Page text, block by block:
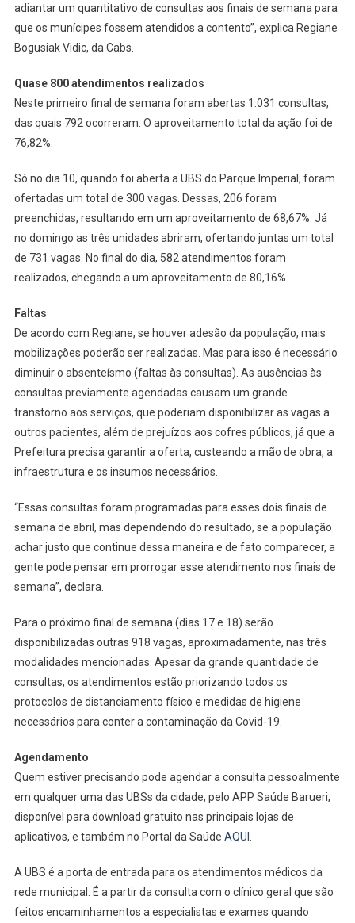
adiantar um quantitativo de consultas aos finais de semana para
que os munícipes fossem atendidos a contento”, explica Regiane
Bogusiak Vidic, da Cabs.
Quase 800 atendimentos realizados
Neste primeiro final de semana foram abertas 1.031 consultas,
das quais 792 ocorreram. O aproveitamento total da ação foi de
76,82%.
Só no dia 10, quando foi aberta a UBS do Parque Imperial, foram
ofertadas um total de 300 vagas. Dessas, 206 foram
preenchidas, resultando em um aproveitamento de 68,67%. Já
no domingo as três unidades abriram, ofertando juntas um total
de 731 vagas. No final do dia, 582 atendimentos foram
realizados, chegando a um aproveitamento de 80,16%.
Faltas
De acordo com Regiane, se houver adesão da população, mais
mobilizações poderão ser realizadas. Mas para isso é necessário
diminuir o absenteísmo (faltas às consultas). As ausências às
consultas previamente agendadas causam um grande
transtorno aos serviços, que poderiam disponibilizar as vagas a
outros pacientes, além de prejuízos aos cofres públicos, já que a
Prefeitura precisa garantir a oferta, custeando a mão de obra, a
infraestrutura e os insumos necessários.
“Essas consultas foram programadas para esses dois finais de
semana de abril, mas dependendo do resultado, se a população
achar justo que continue dessa maneira e de fato comparecer, a
gente pode pensar em prorrogar esse atendimento nos finais de
semana”, declara.
Para o próximo final de semana (dias 17 e 18) serão
disponibilizadas outras 918 vagas, aproximadamente, nas três
modalidades mencionadas. Apesar da grande quantidade de
consultas, os atendimentos estão priorizando todos os
protocolos de distanciamento físico e medidas de higiene
necessários para conter a contaminação da Covid-19.
Agendamento
Quem estiver precisando pode agendar a consulta pessoalmente
em qualquer uma das UBSs da cidade, pelo APP Saúde Barueri,
disponível para download gratuito nas principais lojas de
aplicativos, e também no Portal da Saúde AQUI
A UBS é a porta de entrada para os atendimentos médicos da
rede municipal. É a partir da consulta com o clínico geral que são
feitos encaminhamentos a especialistas e exames quando